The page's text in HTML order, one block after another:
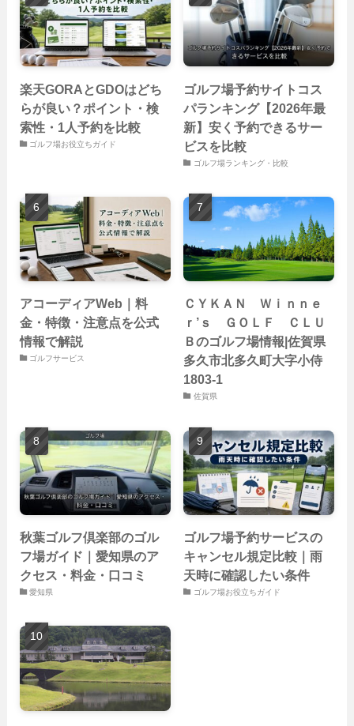
楽天GORAとGDOはどち
らが良い？ポイント・検
索性・1人予約を比較
ゴルフ場お役立ちガイド
ゴルフ場予約サイトコス
パランキング【2026年最
新】安く予約できるサー
ビスを比較
ゴルフ場ランキング・比較
アコーディアWeb｜料
金・特徴・注意点を公式
情報で解説
ゴルフサービス
ＣＹＫＡＮ Ｗｉｎｎｅ
ｒ’ｓ ＧＯＬＦ ＣＬＵ
Ｂのゴルフ場情報|佐賀県
多久市北多久町大字小侍
1803-1
佐賀県
秋葉ゴルフ倶楽部のゴル
フ場ガイド｜愛知県のア
クセス・料金・口コミ
愛知県
ゴルフ場予約サービスの
キャンセル規定比較｜雨
天時に確認したい条件
ゴルフ場お役立ちガイド